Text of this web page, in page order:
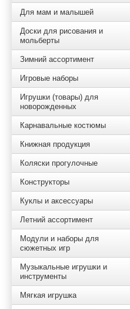
Для мам и малышей
Доски для рисования и
мольберты
Зимний ассортимент
Игровые наборы
Игрушки (товары) для
новорожденных
Карнавальные костюмы
Книжная продукция
Коляски прогулочные
Конструкторы
Куклы и аксессуары
Летний ассортимент
Модули и наборы для
сюжетных игр
Музыкальные игрушки и
инструменты
Мягкая игрушка